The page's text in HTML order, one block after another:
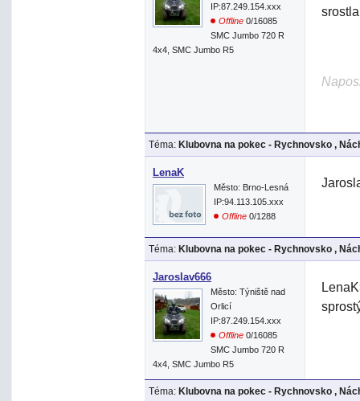
IP:87.249.154.xxx
Offline 0/16085
SMC Jumbo 720 R
4x4, SMC Jumbo R5
Téma: Klubovna na pokec - Rychnovsko ,
LenaK
Město: Brno-Lesná
IP:94.113.105.xxx
Offline 0/1288
Téma: Klubovna na pokec - Rychnovsko ,
Jaroslav666
Město: Týniště nad
Orlicí
IP:87.249.154.xxx
Offline 0/16085
SMC Jumbo 720 R
4x4, SMC Jumbo R5
Téma: Klubovna na pokec - Rychnovsko ,